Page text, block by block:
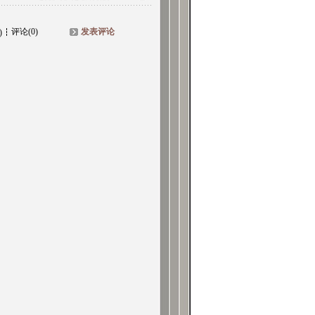
评论(0) 发表评论